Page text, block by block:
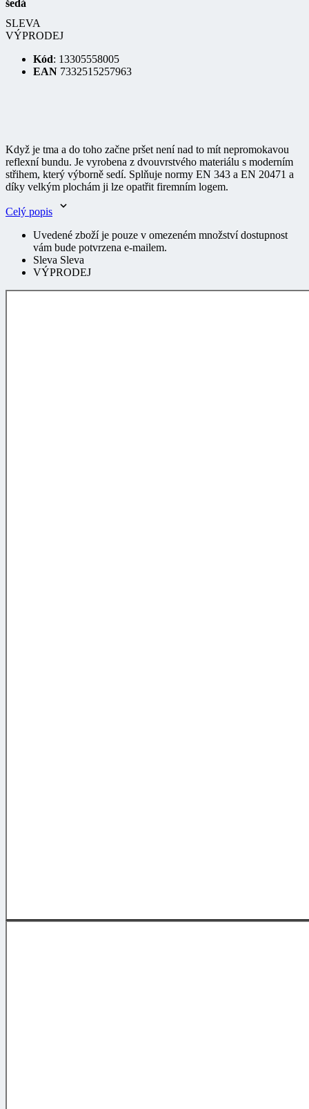
SLEVA
VÝPRODEJ
Kód: 13305558005
EAN 7332515257963
reflexní bundu. Je vyrobena z dvouvrstvého materiálu s moderním
střihem, který výborně sedí. Splňuje normy EN 343 a EN 20471 a
díky velkým plochám ji lze opatřit firemním logem.
Celý popis
Uvedené zboží je pouze v omezeném množství dostupnost
vám bude potvrzena e-mailem.
Sleva Sleva
VÝPRODEJ